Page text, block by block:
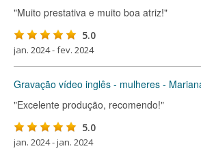
"Muito prestativa e muito boa atriz!"
5.0
jan. 2024 - fev. 2024
Gravação vídeo inglês - mulheres -
"Excelente produção, recomendo!"
5.0
jan. 2024 - jan. 2024